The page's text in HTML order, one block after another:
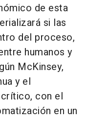
de esta
si las
del proceso,
humanos y
McKinsey,
y el
con el
en un